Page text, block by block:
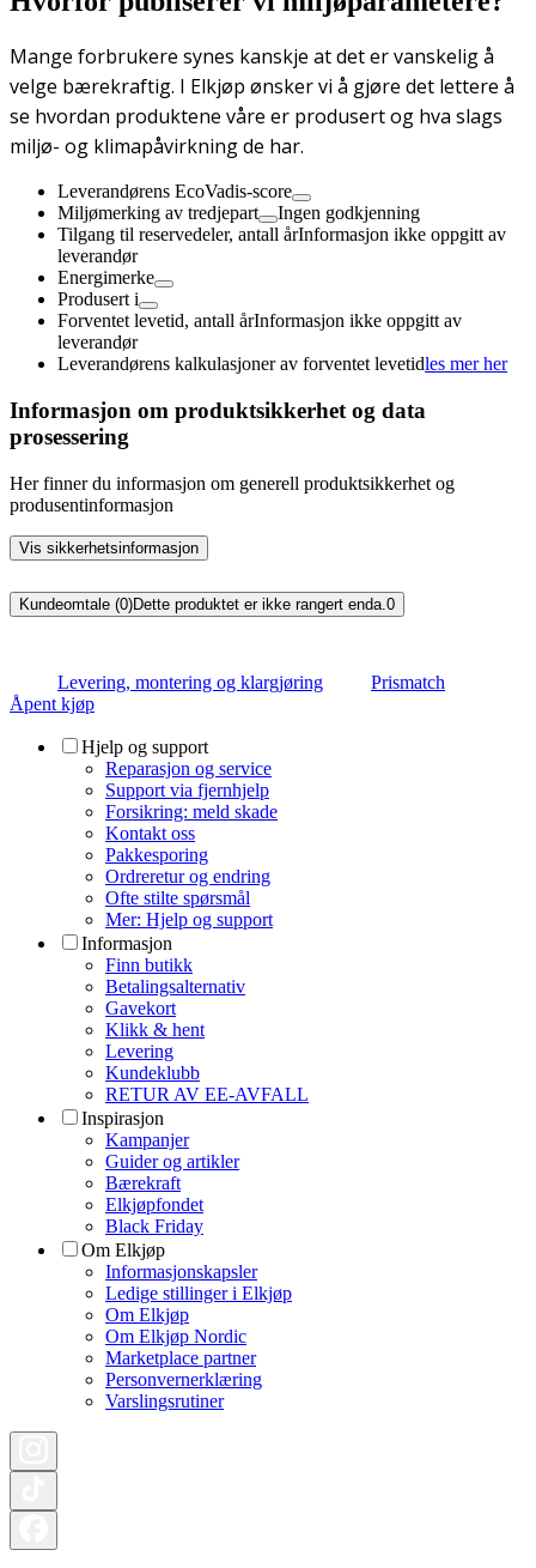
Mange forbrukere synes kanskje at det er vanskelig å
velge bærekraftig. I Elkjøp ønsker vi å gjøre det lettere å
se hvordan produktene våre er produsert og hva slags
miljø- og klimapåvirkning de har.
Leverandørens EcoVadis-score
Miljømerking av tredjepart
Ingen godkjenning
Tilgang til reservedeler, antall årInformasjon ikke oppgitt av
leverandør
Energimerke
Produsert i
Forventet levetid, antall årInformasjon ikke oppgitt av
leverandør
Leverandørens kalkulasjoner av forventet levetidles mer her
Informasjon om produktsikkerhet og data
prosessering
Her finner du informasjon om generell produktsikkerhet og
produsentinformasjon
Vis sikkerhetsinformasjon
Kundeomtale (0)Dette produktet er ikke rangert enda. 0
Levering, montering og klargjøring
Prismatch
Åpent kjøp
Hjelp og support
Reparasjon og service
Support via fjernhjelp
Forsikring: meld skade
Kontakt oss
Pakkesporing
Ordreretur og endring
Ofte stilte spørsmål
Mer: Hjelp og support
Informasjon
Finn butikk
Betalingsalternativ
Gavekort
Klikk & hent
Levering
Kundeklubb
RETUR AV EE-AVFALL
Inspirasjon
Kampanjer
Guider og artikler
Bærekraft
Elkjøpfondet
Black Friday
Om Elkjøp
Informasjonskapsler
Ledige stillinger i Elkjøp
Om Elkjøp
Om Elkjøp Nordic
Marketplace partner
Personvernerklæring
Varslingsrutiner